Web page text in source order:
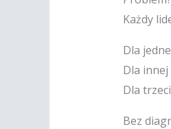
Każdy
Dla
Dla
Dla
Bez